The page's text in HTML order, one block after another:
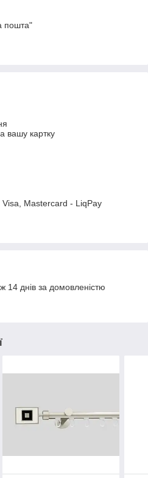
пошта"
вашу картку
Mastercard - LiqPay
14 днів за домовленістю